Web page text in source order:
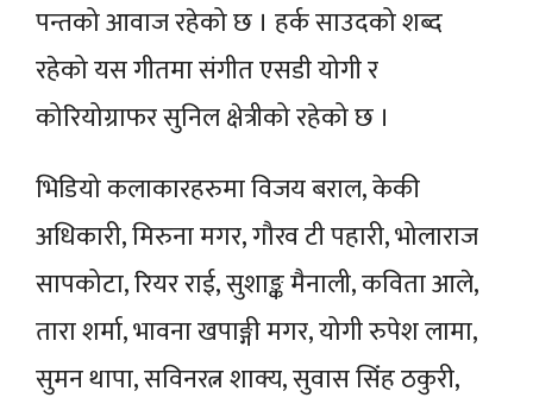
पन्तको आवाज रहेको छ । हर्क साउदको शब्द
रहेको यस गीतमा संगीत एसडी योगी र
कोरियोग्राफर सुनिल क्षेत्रीको रहेको छ ।
भिडियो कलाकारहरुमा विजय बराल, केकी
अधिकारी, मिरुना मगर, गौरव टी पहारी, भोलाराज
सापकोटा, रियर राई, सुशाङ्क मैनाली, कविता आले,
तारा शर्मा, भावना खपाङ्गी मगर, योगी रुपेश लामा,
सुमन थापा, सविनरत्न शाक्य, सुवास सिंंह ठकुरी,